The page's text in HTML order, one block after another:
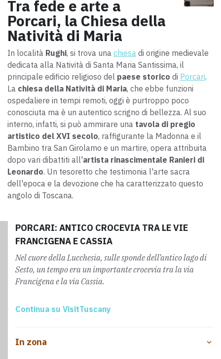
Tra fede e arte a
Porcari, la Chiesa della
Natività di Maria
In località Rughi, si trova una chiesa di origine medievale
dedicata alla Natività di Santa Maria Santissima, il
principale edificio religioso del paese storico di Porcari.
La chiesa della Natività di Maria, che ebbe funzioni
ospedaliere in tempi remoti, oggi è purtroppo poco
conosciuta ma è un autentico scrigno di bellezza. Al suo
interno, infatti, si può ammirare una tavola di pregio
artistico del XVI secolo, raffigurante la Madonna e il
Bambino tra San Girolamo e un martire, opera attribuita
dopo vari dibattiti all'artista rinascimentale Ranieri di
Leonardo. Un tesoretto che testimonia l'arte sacra
dell'epoca e la devozione che ha caratterizzato questo
angolo di Toscana.
PORCARI: ANTICO CROCEVIA TRA LE VIE
FRANCIGENA E CASSIA
Nel cuore della Lucchesia, sulle sponde dell’antico lago di
Sesto, un tempo era un importante crocevia tra la via
Francigena e la via Cassia.
Continua su VisitTuscany
In zona